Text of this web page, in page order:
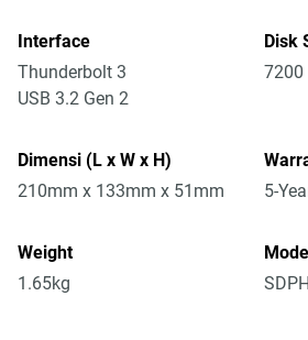
Interface
Thunderbolt 3
USB 3.2 Gen 2
Disk
7200
Dimensi (L x W x H)
210mm x 133mm x 51mm
5-
Weight
1.65kg